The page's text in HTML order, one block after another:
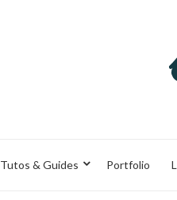
Tutos & Guides Portfolio